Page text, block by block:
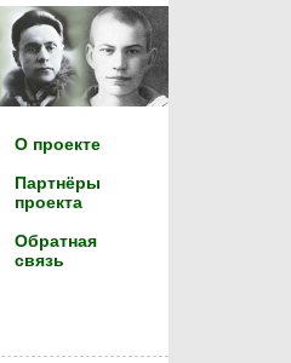
О проекте
Партнёры
проекта
Обратная
связь